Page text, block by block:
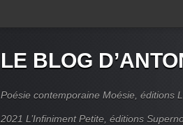
LE BLOG
Poésie contemporaine Moésie, éditions
2021 L’Infiniment Petite, éditions